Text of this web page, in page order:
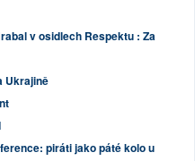
v osidlech Respektu : Za
Ukrajině
piráti jako páté kolo u